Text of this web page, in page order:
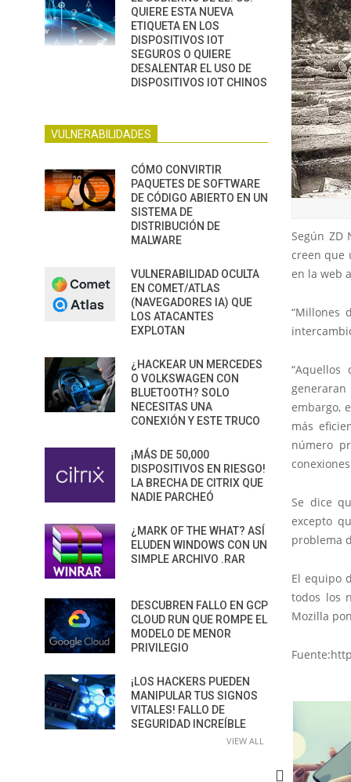
Según
creen que
en la web
“Millones
embargo,
más
número
Se dice
excepto
problema
El equipo
todos los
Mozilla
QUIERE ESTA NUEVA
ETIQUETA EN LOS
DISPOSITIVOS IOT
SEGUROS O QUIERE
DESALENTAR EL USO DE
DISPOSITIVOS IOT CHINOS
VULNERABILIDADES
CÓMO CONVIRTIR
PAQUETES DE SOFTWARE
DE CÓDIGO ABIERTO EN UN
SISTEMA DE
DISTRIBUCIÓN DE
MALWARE
VULNERABILIDAD OCULTA
EN COMET/ATLAS
(NAVEGADORES IA) QUE
LOS ATACANTES
EXPLOTAN
¿HACKEAR UN MERCEDES
O VOLKSWAGEN CON
BLUETOOTH? SOLO
NECESITAS UNA
CONEXIÓN Y ESTE TRUCO
¡MÁS DE 50,000
DISPOSITIVOS EN RIESGO!
LA BRECHA DE CITRIX QUE
NADIE PARCHEÓ
¿MARK OF THE WHAT? ASÍ
ELUDEN WINDOWS CON UN
SIMPLE ARCHIVO .RAR
DESCUBREN FALLO EN GCP
CLOUD RUN QUE ROMPE EL
MODELO DE MENOR
PRIVILEGIO
¡LOS HACKERS PUEDEN
MANIPULAR TUS SIGNOS
VITALES! FALLO DE
SEGURIDAD INCREÍBLE
VIEW ALL